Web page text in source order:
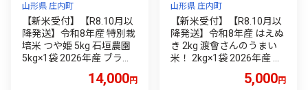
山形県 庄内町
【新米受付】【R8.10月以
降発送】令和8年産 特別栽
培米 つや姫 5kg 石垣農園
5kg×1袋 2026年産 ブラン
形 庄内平野 コシヒカリの
14,000円
山形県 庄内町
【新米受付】【R8.10月以
降発送】令和8年産 はえぬ
き 2kg 渡會さんのうまい
米！ 2kg×1袋 2026年産 ブ
米 山形 庄内平野 コシヒカ
5,000円